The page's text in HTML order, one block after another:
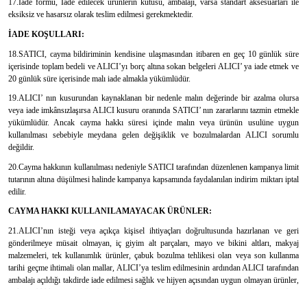
17.İade formu, İade edilecek ürünlerin kutusu, ambalajı, varsa standart aksesuarları ile
eksiksiz ve hasarsız olarak teslim edilmesi gerekmektedir.
İADE KOŞULLARI:
18.SATICI, cayma bildiriminin kendisine ulaşmasından itibaren en geç 10 günlük süre
içerisinde toplam bedeli ve ALICI’yı borç altına sokan belgeleri ALICI’ ya iade etmek ve
20 günlük süre içerisinde malı iade almakla yükümlüdür.
19.ALICI’ nın kusurundan kaynaklanan bir nedenle malın değerinde bir azalma olursa
veya iade imkânsızlaşırsa ALICI kusuru oranında SATICI’ nın zararlarını tazmin etmekle
yükümlüdür. Ancak cayma hakkı süresi içinde malın veya ürünün usulüne uygun
kullanılması sebebiyle meydana gelen değişiklik ve bozulmalardan ALICI sorumlu
değildir.
20.Cayma hakkının kullanılması nedeniyle SATICI tarafından düzenlenen kampanya limit
tutarının altına düşülmesi halinde kampanya kapsamında faydalanılan indirim miktarı iptal
edilir.
CAYMA HAKKI KULLANILAMAYACAK ÜRÜNLER:
21.ALICI’nın isteği veya açıkça kişisel ihtiyaçları doğrultusunda hazırlanan ve geri
gönderilmeye müsait olmayan, iç giyim alt parçaları, mayo ve bikini altları, makyaj
malzemeleri, tek kullanımlık ürünler, çabuk bozulma tehlikesi olan veya son kullanma
tarihi geçme ihtimali olan mallar, ALICI’ya teslim edilmesinin ardından ALICI tarafından
ambalajı açıldığı takdirde iade edilmesi sağlık ve hijyen açısından uygun olmayan ürünler,